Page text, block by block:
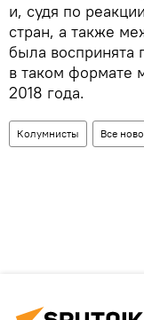
и, судя по
стран, а также
была воспринята
в таком формате
2018 года.
Колумнисты Все